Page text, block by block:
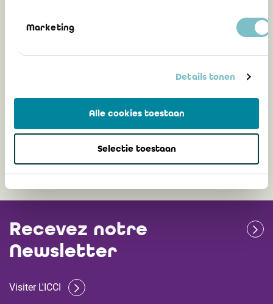
Marketing
Details tonen
Alle cookies toestaan
Selectie toestaan
Analyse sectorielle MAHA 2023 : le
bulletin de la santé financière des
7 décembre 2023
Recevez notre
Newsletter
Visiter L'ICCI